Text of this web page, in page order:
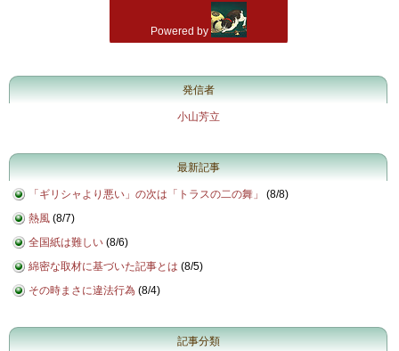
発信者
小山芳立
最新記事
「ギリシャより悪い」の次は「トラスの二の舞」 (8/8)
熱風 (8/7)
全国紙は難しい (8/6)
綿密な取材に基づいた記事とは (8/5)
その時まさに違法行為 (8/4)
記事分類